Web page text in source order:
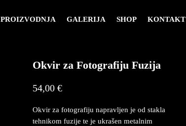
PROIZVODNJA GALERIJA SHOP KONTAKT
Okvir za Fotografiju Fuzija
54,00 €Price
Okvir za fotografiju napravljen je od stakla
tehnikom fuzije te je ukrašen metalnim